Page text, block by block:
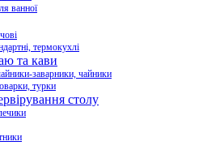
ванної
термокухлі
та кави
заварники, чайники
турки
столу